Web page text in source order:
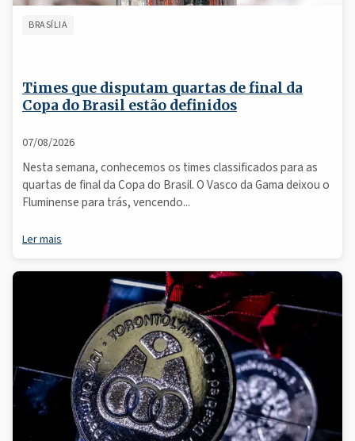
BRASÍLIA
Times que disputam quartas de final da
Copa do Brasil estão definidos
07/08/2026
Nesta semana, conhecemos os times classificados para as
quartas de final da Copa do Brasil. O Vasco da Gama deixou o
Fluminense para trás, vencendo...
Ler mais